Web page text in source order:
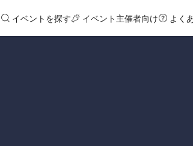
イベントを探す イベント主催者向け よく